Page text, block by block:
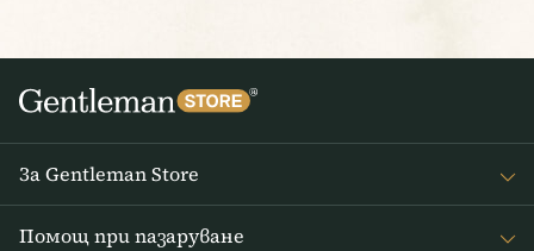
За Gentleman Store
Помощ при пазаруване